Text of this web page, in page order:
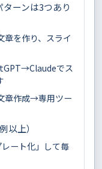
ーンは3つあり
を作り、スライ
でス
章作成→専用ツー
以上）
ート化」して毎